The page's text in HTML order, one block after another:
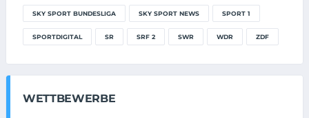
SKY SPORT BUNDESLIGA SKY SPORT NEWS SPORT 1
SPORTDIGITAL SR SRF 2 SWR WDR ZDF
WETTBEWERBE